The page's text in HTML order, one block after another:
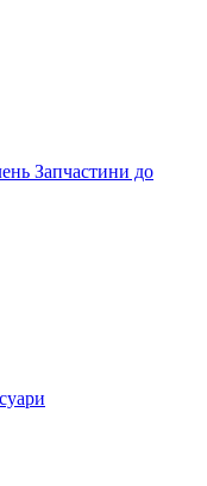
Запчастини до